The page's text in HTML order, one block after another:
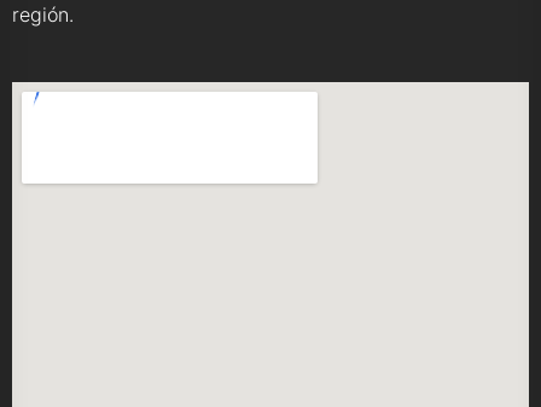
región.